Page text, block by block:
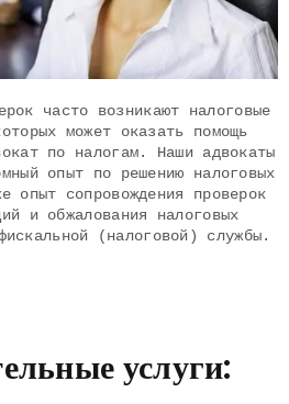
часто возникают налоговые
может оказать помощь
по налогам. Наши адвокаты
опыт по решению налоговых
опыт сопровождения проверок
и обжалования налоговых
(налоговой) службы.
услуги: